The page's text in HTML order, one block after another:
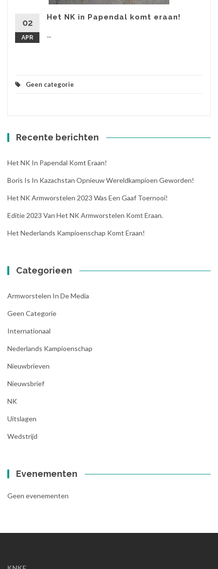
02
APR
Het NK in Papendal komt eraan!
...
Geen categorie
Recente berichten
Het NK In Papendal Komt Eraan!
Boris Is In Kazachstan Opnieuw Wereldkampioen Geworden!
Het NK Armworstelen 2023 Was Een Gaaf Toernooi!
Editie 2023 Van Het NK Armworstelen Komt Eraan.
Het Nederlands Kampioenschap Komt Eraan!
Categorieen
Armworstelen In De Media
Geen Categorie
Internationaal
Nederlands Kampioenschap
Nieuwbrieven
Nieuwsbrief
NK
Uitslagen
Wedstrijd
Evenementen
Geen evenementen